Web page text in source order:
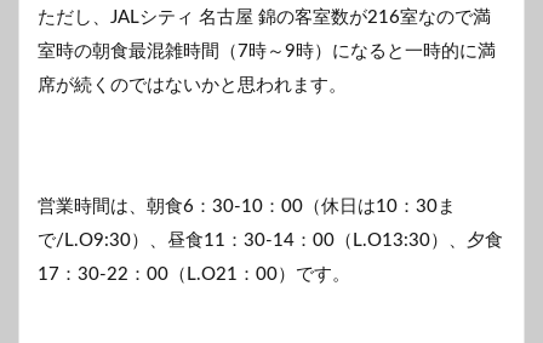
ただし、JALシティ 名古屋 錦の客室数が216室なので満
室時の朝食最混雑時間（7時～9時）になると一時的に満
席が続くのではないかと思われます。
営業時間は、朝食6：30-10：00（休日は10：30ま
で/L.O9:30）、昼食11：30-14：00（L.O13:30）、夕食
17：30-22：00（L.O21：00）です。